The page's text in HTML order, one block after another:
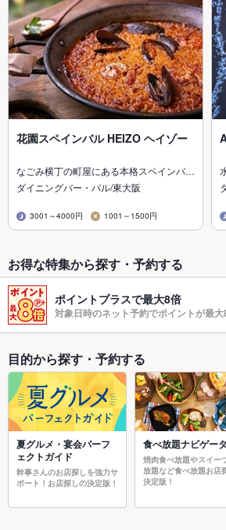
花園スペインバル HEIZO ヘイゾー
なごみ横丁の町屋にある本格スペインバ…
ダイニングバー・バル/東大阪
3001～4000円 1001～1500円
お得な特集から探す・予約する
ポイントプラスで最大8倍
対象日時のネット予約でポイントが最
目的から探す・予約する
夏グルメ・宴会パーフ
ェクトガイド
幹事さんのお店探しを強力サ
ポート！お店探しの決定版！
食べ放題ナビゲー
焼肉食べ放題やスイー
放題など食べ放題お店
決定版！